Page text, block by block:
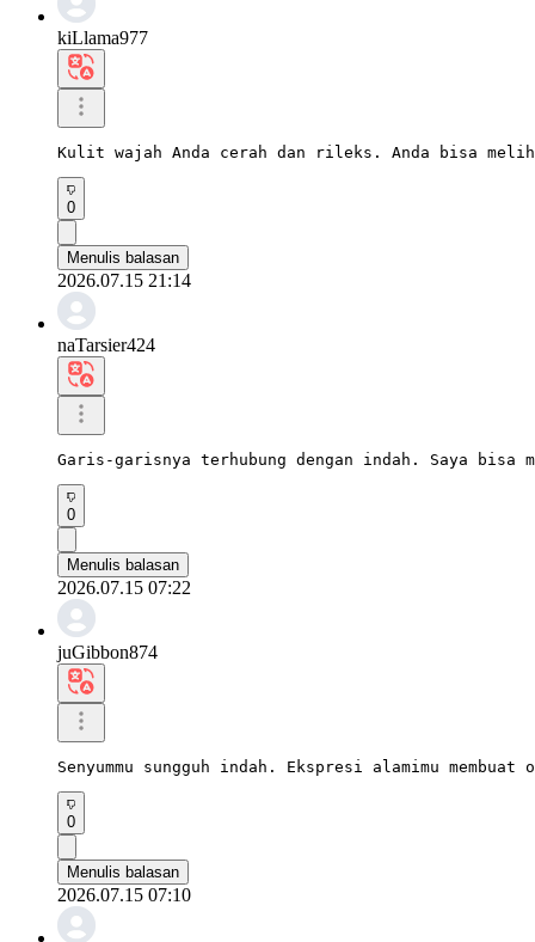
kiLlama977
Kulit wajah Anda cerah dan rileks. Anda bisa
0
Menulis balasan
2026.07.15 21:14
naTarsier424
Garis-garisnya terhubung dengan indah. Saya bisa
0
Menulis balasan
2026.07.15 07:22
juGibbon874
Senyummu sungguh indah. Ekspresi alamimu
0
Menulis balasan
2026.07.15 07:10